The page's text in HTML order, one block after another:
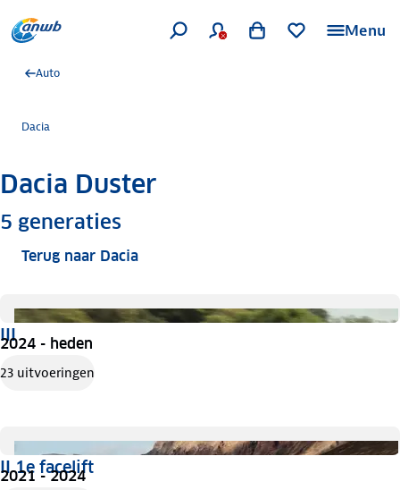
Menu
Auto
Dacia
Dacia Duster
5 generaties
Terug naar Dacia
III
2024 - heden
23 uitvoeringen
II 1e facelift
2021 - 2024